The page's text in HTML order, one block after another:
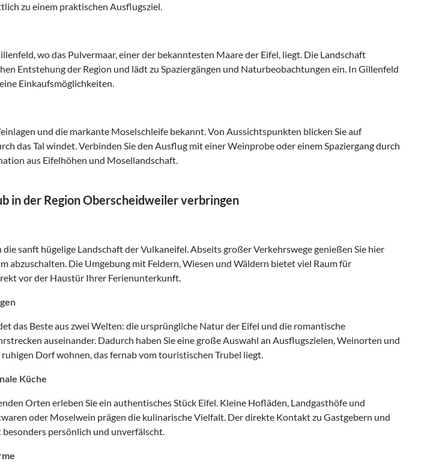
zu einem praktischen Ausflugsziel.
wo das Pulvermaar, einer der bekanntesten Maare der Eifel, liegt. Die Landschaft
Entstehung der Region und lädt zu Spaziergängen und Naturbeobachtungen ein. In Gillenfeld
Einkaufsmöglichkeiten.
und die markante Moselschleife bekannt. Von Aussichtspunkten blicken Sie auf
das Tal windet. Verbinden Sie den Ausflug mit einer Weinprobe oder einem Spaziergang durch
aus Eifelhöhen und Mosellandschaft.
in der Region Oberscheidweiler verbringen
sanft hügelige Landschaft der Vulkaneifel. Abseits großer Verkehrswege genießen Sie hier
abzuschalten. Die Umgebung mit Feldern, Wiesen und Wäldern bietet viel Raum für
vor der Haustür Ihrer Ferienunterkunft.
das Beste aus zwei Welten: die ursprüngliche Natur der Eifel und die romantische
auseinander. Dadurch haben Sie eine große Auswahl an Ausflugszielen, Weinorten und
Dorf wohnen, das fernab vom touristischen Trubel liegt.
Küche
Orten erleben Sie ein authentisches Stück Eifel. Kleine Hofläden, Landgasthöfe und
oder Moselwein prägen die kulinarische Vielfalt. Der direkte Kontakt zu Gastgebern und
persönlich und unverfälscht.